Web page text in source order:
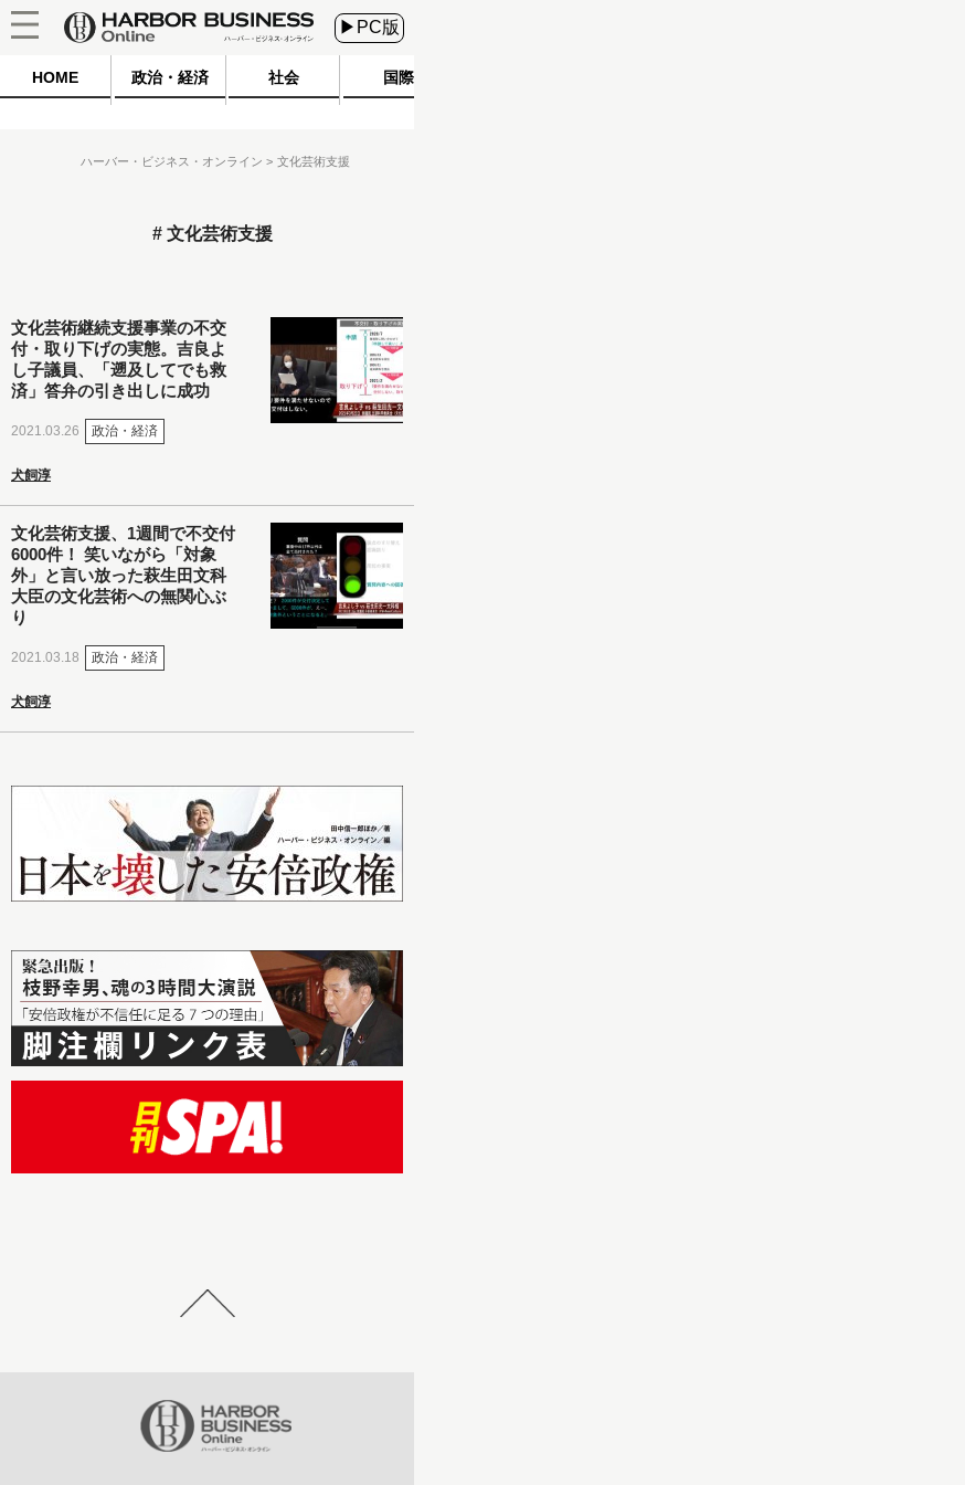
▶PC版
HOME 政治・経済 社会 国際
ハーバー・ビジネス・オンライン 文化芸術支援
文化芸術支援
文化芸術継続支援事業の不交
付・取り下げの実態。吉良よ
し子議員、「遡及してでも救
済」答弁の引き出しに成功
2021.03.26 政治・経済
犬飼淳
文化芸術支援、1週間で不交付
6000件！ 笑いながら「対象
外」と言い放った萩生田文科
大臣の文化芸術への無関心ぶ
り
2021.03.18 政治・経済
犬飼淳